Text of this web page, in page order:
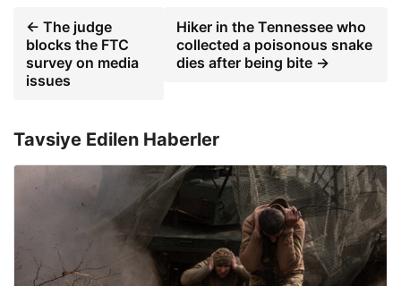
← The judge
blocks the FTC
survey on media
issues
Hiker in the Tennessee who
collected a poisonous snake
dies after being bite →
Tavsiye Edilen Haberler